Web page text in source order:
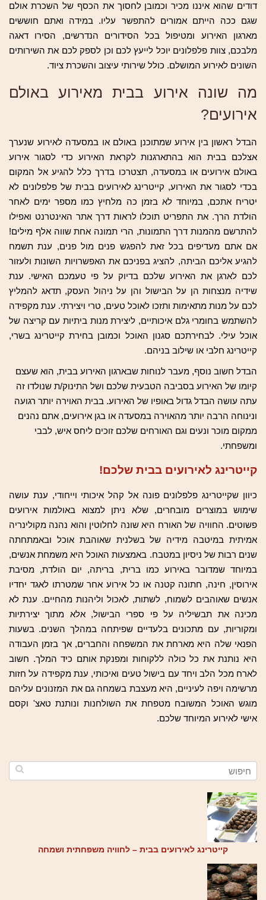
דודים שהוא איננו מכיר וכמובן לחסוך את הכסף של השכרת אולם
שגם ככה הייתם אמורים להתפשר עליו. במידה ואתם חוששים
מארגון האירוע ומטיפול בכל הסידורים הנדרשים, הסירו דאגה
מלבכם, צוות פלפלונים יוכל לייעץ לכם וכן לספק לכם את השירותים
השונים לאירוע המושלם. כולל שירותי עיצוב והשכרת ציוד.
מה שונה אירוע בבית מאירוע באולם
אירועים?
הבדל ראשון בין אירוע שמתוכנן באולם או במסעדה לאירוע שנערך
אצלכם בבית הוא בהתארגנות לקראת האירוע כדי לסגור אירוע
באולם אירועים או במסעדה, תצטרכו בדרך כלל להגיע אל המקום
בכדי לסגור את האירוע, קייטרינג לאירועים בבית של פלפלונים לא
יטריח אתכם, במיוחד לא בזמן כה מלחיץ כמו מספר ימים לאחר
הולדת הרך. את התפריט תוכלו לראות דרך אתר האינטרנט ואפילו
להתרשם מהמנות דרך התמונות, הרי תמונה אחת שווה אלף מילים!
אם אתם מעדיפים בכל זאת להפגש פנים מול פנים, ענת תשמח
להגיע אליכם הביתה, להציג בפניכם את האפשרויות השונות ולעזור
לכם לארגן את האירוע שלכם בדיוק על פי טעמכם האישי. ענת
שידיה מנצחות הן על הבישול והן על ניהול העסק, תדאג להמליץ
לכם על מנות מתאימות ותזכו לאוכל טעים, טרי ויצירתי. ענת מקפידה
להשתמש בחומרי גלם איכותיים, ליצירת מנות ביתיות עם קריצה של
אוכל עילי. לבחירתכם סגנון האוכל וכמובן בחירת קייטרינג בשרי,
קייטרינג חלבי או שילוב בניהם.
הבדל חשוב נוסף, מעבר לנוחות שבארגון האירוע בבית, הוא שעצם
קיומו של האירוע בסביבה הטבעית שלכם ושל התינוק/ת שנולדו זה
עתה עושה הבדל גדול באופיו של האירוע. בבית האוירה יותר רגועה
ונינוחה הרבה יותר מהאוירה במסעדה או בגן אירועים, אתם נהנים
ממקום מוכר ונעים וגם האורחים שלכם זוכים ליחס איש, לבבי
ומשפחתי.
קייטרינג לאירועים בבית שלכם!
כיוון שקייטרינג פלפלונים פונה אל קהל איכותי וייחודי, ענת עושה
שימוש במוצרים מובחרים, שלא ניתן למצוא באולמות אירועים
פשוטים. החוויה של האורח היא שונה לחלוטין והוא נהנה מקולינריה
אמיתית במיטבה מידיה של בשלנית שאוהבת אוכל ובאמתחתה
שנים רבות של ניסיון במטבח. באמצעות האוכל היא משמחת אנשים,
במיוחד שמדובר באירוע כמו ברית, בריתה, יום הולדת, מסיבת
אירוסין, חינה, חתונה קטנה או כל אירוע אחר שמטרתו לאגד יחדיו
אנשים שאוהבים לשמוח, לשתות, לאכול וליהנות מהחיים. ענת לא
מכינה את תבשיליה על פי ספרי הבישול, אלא מתוך יצירתיות
ומקוריות, עם מתכונים בלעדיים שפיתחה במהלך השנים. בשעות
הפנאי שלה היא מארחת את המשפחה והחברים, אך בזמן העבודה
היא נותנת את כל כולה ללקוחות ומפנקת אותם כיד המלך. חשוב
לארח מכל הלב ויחד עם בישול טעים ואיכותי, ענת מקפידה על חזות
מרשימה ויפה לעיניים, היא מעצבת בשמחה גם את המזנונים עליהם
מוגש האוכל המשובח מטפחת את השולחנות ונותנת טאצ' וקסם
אישי לאירוע המיוחד שלכם.
קייטרינג לאירועים בבית – לחוויה משפחתית ושמחה